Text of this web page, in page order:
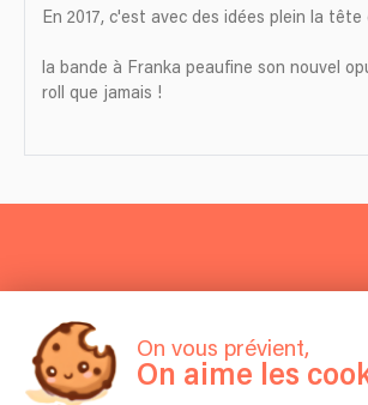
la bande à Franka peaufine son nouvel opus, plus rock'n
roll que jamais !
Écoutez
On vous prévient,
On aime les